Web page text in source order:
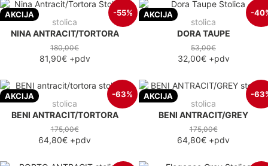
AKCIJA -55%
stolica
NINA ANTRACIT/TORTORA
180,00€
81,90€+pdv
AKCIJA -
stolica
DORA TAUPE
53,00€
32,00€+pdv
AKCIJA -63%
stolica
BENI ANTRACIT/TORTORA
175,00€
64,80€ +pdv
AKCIJA -
stolica
BENI ANTRACIT/GREY
175,00€
64,80€ +pdv